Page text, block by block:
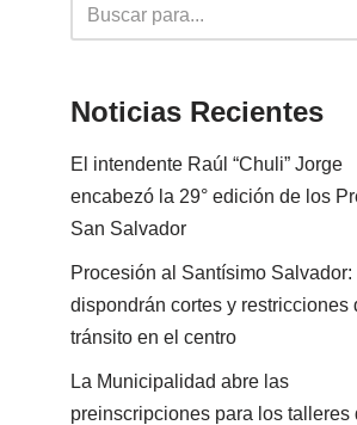
Noticias Recientes
El intendente Raúl “Chuli” Jorge
encabezó la 29° edición de los
San Salvador
Procesión al Santísimo Salvador:
dispondrán cortes y restricciones
tránsito en el centro
La Municipalidad abre las
preinscripciones para los talleres